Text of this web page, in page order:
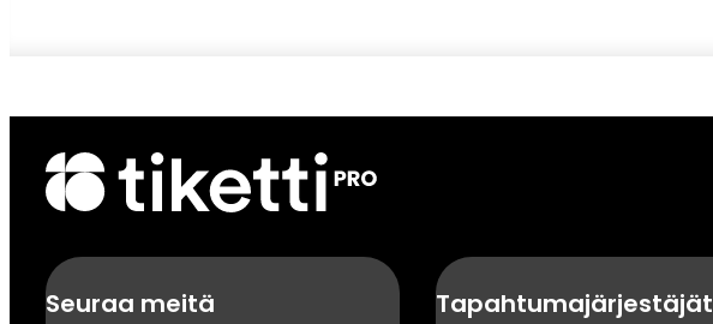
Seuraa meitä Tapahtumajärjestäjät